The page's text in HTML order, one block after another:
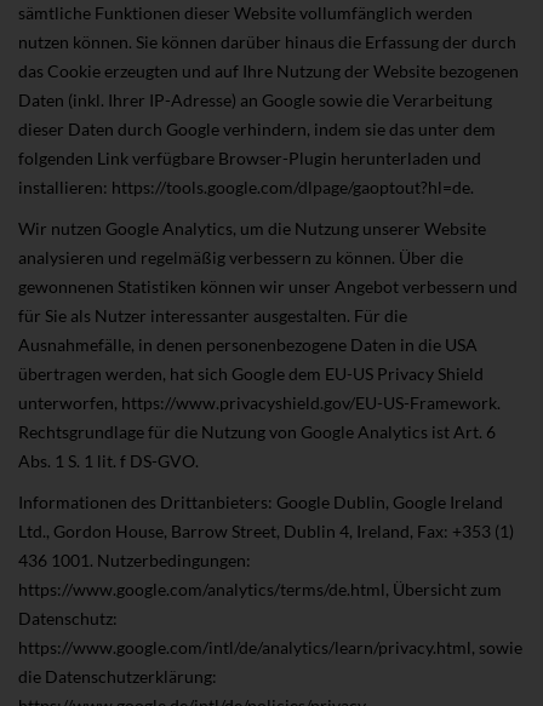
sämtliche Funktionen dieser Website vollumfänglich werden
nutzen können. Sie können darüber hinaus die Erfassung der durch
das Cookie erzeugten und auf Ihre Nutzung der Website bezogenen
Daten (inkl. Ihrer IP-Adresse) an Google sowie die Verarbeitung
dieser Daten durch Google verhindern, indem sie das unter dem
folgenden Link verfügbare Browser-Plugin herunterladen und
installieren: https://tools.google.com/dlpage/gaoptout?hl=de.
Wir nutzen Google Analytics, um die Nutzung unserer Website
analysieren und regelmäßig verbessern zu können. Über die
gewonnenen Statistiken können wir unser Angebot verbessern und
für Sie als Nutzer interessanter ausgestalten. Für die
Ausnahmefälle, in denen personenbezogene Daten in die USA
übertragen werden, hat sich Google dem EU-US Privacy Shield
unterworfen, https://www.privacyshield.gov/EU-US-Framework.
Rechtsgrundlage für die Nutzung von Google Analytics ist Art. 6
Abs. 1 S. 1 lit. f DS-GVO.
Informationen des Drittanbieters: Google Dublin, Google Ireland
Ltd., Gordon House, Barrow Street, Dublin 4, Ireland, Fax: +353 (1)
436 1001. Nutzerbedingungen:
https://www.google.com/analytics/terms/de.html, Übersicht zum
Datenschutz:
https://www.google.com/intl/de/analytics/learn/privacy.html, sowie
die Datenschutzerklärung: